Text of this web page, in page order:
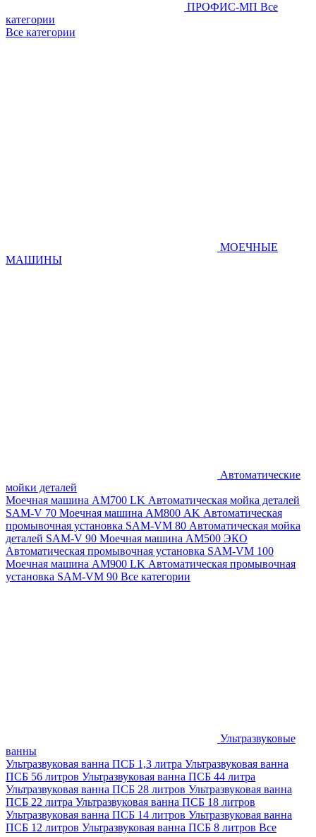
ПРОФИС-МП Все
категории
Все категории
МОЕЧНЫЕ
МАШИНЫ
Автоматические
мойки деталей
Моечная машина AM700 LK Автоматическая мойка деталей
SAM-V 70 Моечная машина АМ800 AK Автоматическая
промывочная установка SAM-VM 80 Автоматическая мойка
деталей SAM-V 90 Моечная машина АМ500 ЭКО
Автоматическая промывочная установка SAM-VM 100
Моечная машина AM900 LK Автоматическая промывочная
установка SAM-VM 90 Все категории
Ультразвуковые
ванны
Ультразвуковая ванна ПСБ 1,3 литра Ультразвуковая ванна
ПСБ 56 литров Ультразвуковая ванна ПСБ 44 литра
Ультразвуковая ванна ПСБ 28 литров Ультразвуковая ванна
ПСБ 22 литра Ультразвуковая ванна ПСБ 18 литров
Ультразвуковая ванна ПСБ 14 литров Ультразвуковая ванна
ПСБ 12 литров Ультразвуковая ванна ПСБ 8 литров Все